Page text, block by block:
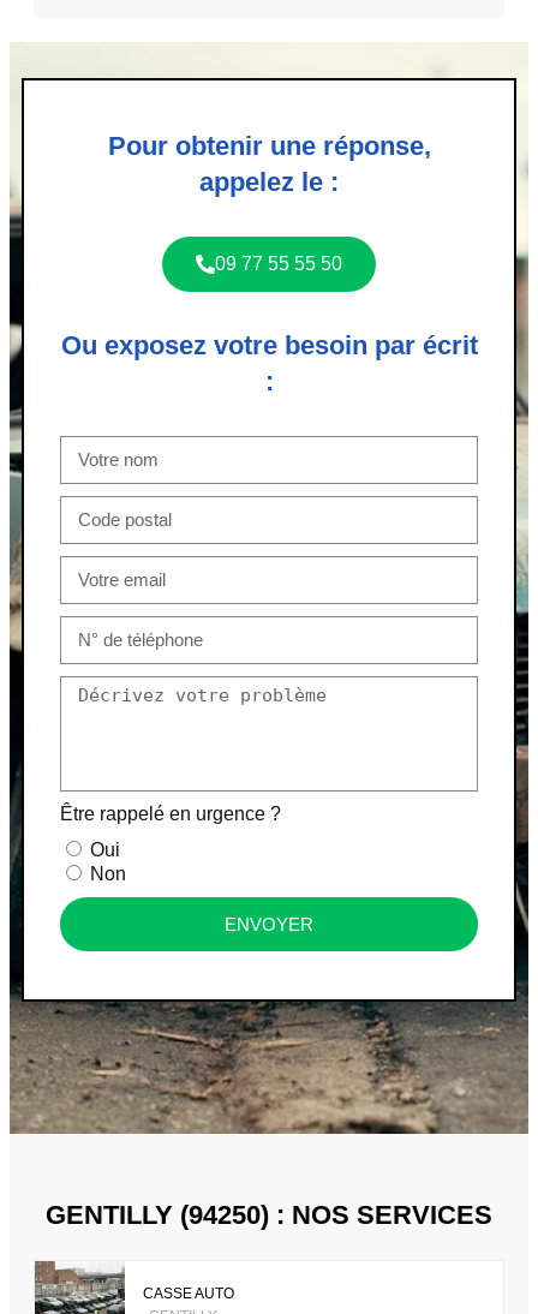
Pour obtenir une réponse,
appelez le :
09 77 55 55 50
Ou exposez votre besoin par écrit
:
Être rappelé en urgence ?
Oui
Non
ENVOYER
GENTILLY (94250) : NOS SERVICES
CASSE AUTO